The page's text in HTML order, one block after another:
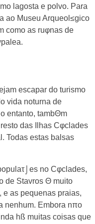
lagosta e polvo. Para
ao Museu Arqueol≤gico
como as ruφnas de
escapar do turismo
vida noturna de
entanto, tambΘm
das Ilhas Cφclades
Todas estas balsas
no Cφclades,
de Stavros Θ muito
e as pequenas praias,
nenhum. Embora nπo
hß muitas coisas que